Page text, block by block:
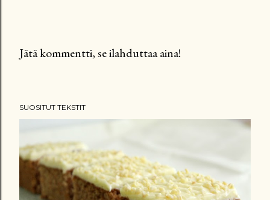
e
ä
k
m
Jätä kommentti, se ilahduttaa aina!
SUOSITUT TEKSTIT